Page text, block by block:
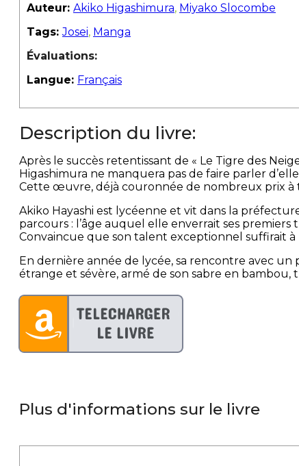
Auteur: Akiko Higashimura, Miyako Slocombe
Tags:Josei, Manga
Évaluations:
Langue: Français
Description du livre:
Après le succès retentissant de « Le Tigre des
Higashimura ne manquera pas de faire parler
Cette œuvre, déjà couronnée de nombreux prix à
Akiko Hayashi est lycéenne et vit dans la
parcours : l’âge auquel elle enverrait ses
Convaincue que son talent exceptionnel suffirait
En dernière année de lycée, sa rencontre avec un
étrange et sévère, armé de son sabre en bambou,
Plus d'informations sur le livre